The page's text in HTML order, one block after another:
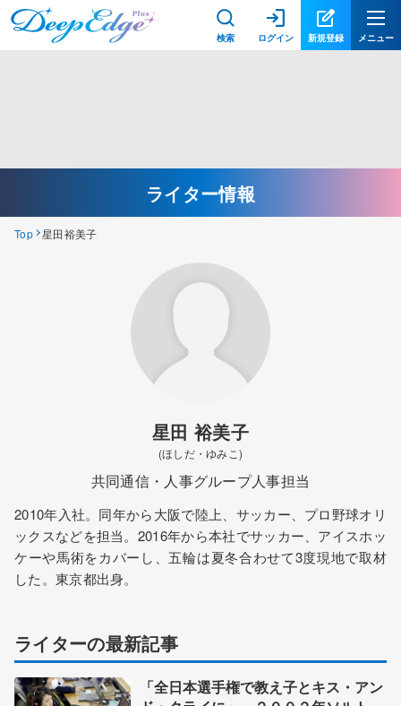
検索 ログイン 新規登録 メニュー
ライター情報
Top 星田裕美子
星田 裕美子
(ほしだ・ゆみこ)
共同通信・人事グループ人事担当
2010年入社。同年から大阪で陸上、サッカー、プロ野球オリ
ックスなどを担当。2016年から本社でサッカー、アイスホッ
ケーや馬術をカバーし、五輪は夏冬合わせて3度現地で取材
した。東京都出身。
ライターの最新記事
「全日本選手権で教え子とキス・アン